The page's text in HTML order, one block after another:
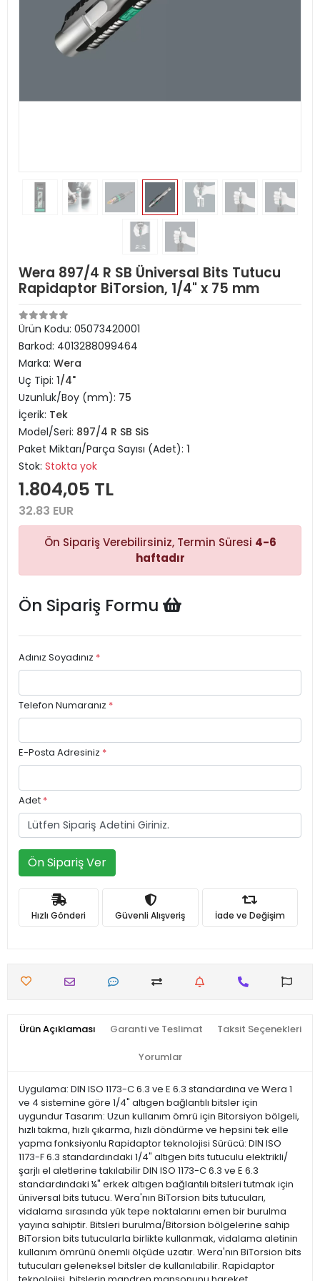
Wera 897/4 R SB Üniversal Bits Tutucu
Rapidaptor BiTorsion, 1/4" x 75 mm
Ürün Kodu: 05073420001
Barkod: 4013288099464
Marka: Wera
Uç Tipi: 1/4"
Uzunluk/Boy (mm): 75
İçerik: Tek
Model/Seri: 897/4 R SB SiS
Paket Miktarı/Parça Sayısı (Adet): 1
Stok: Stokta yok
1.804,05 TL
32.83 EUR
Ön Sipariş Verebilirsiniz, Termin Süresi 4-6
haftadır
Ön Sipariş Formu
Adınız Soyadınız *
Telefon Numaranız *
E-Posta Adresiniz *
Adet *
Ön Sipariş Ver
Hızlı Gönderi Güvenli Alışveriş İade ve Değişim
Ürün Açıklaması Garanti ve Teslimat Taksit Seçenekleri
Yorumlar
Uygulama: DIN ISO 1173-C 6.3 ve E 6.3 standardına ve Wera 1
ve 4 sistemine göre 1/4" altıgen bağlantılı bitsler için
uygundur Tasarım: Uzun kullanım ömrü için Bitorsiyon bölgeli,
hızlı takma, hızlı çıkarma, hızlı döndürme ve hepsini tek elle
yapma fonksiyonlu Rapidaptor teknolojisi Sürücü: DIN ISO
1173-F 6.3 standardındaki 1/4" altıgen bits tutuculu elektrikli/
şarjlı el aletlerine takılabilir DIN ISO 1173-C 6.3 ve E 6.3
standardındaki ¼" erkek altıgen bağlantılı bitsleri tutmak için
üniversal bits tutucu. Wera'nın BiTorsion bits tutucuları,
vidalama sırasında yük tepe noktalarını emen bir burulma
yayına sahiptir. Bitsleri burulma/Bitorsion bölgelerine sahip
BiTorsion bits tutucularla birlikte kullanmak, vidalama aletinin
kullanım ömrünü önemli ölçüde uzatır. Wera'nın BiTorsion bits
tutucuları geleneksel bitsler de kullanılabilir. Rapidaptor